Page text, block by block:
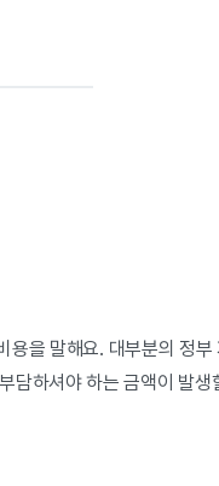
용을 말해요. 대부분의 정
담하셔야 하는 금액이 발